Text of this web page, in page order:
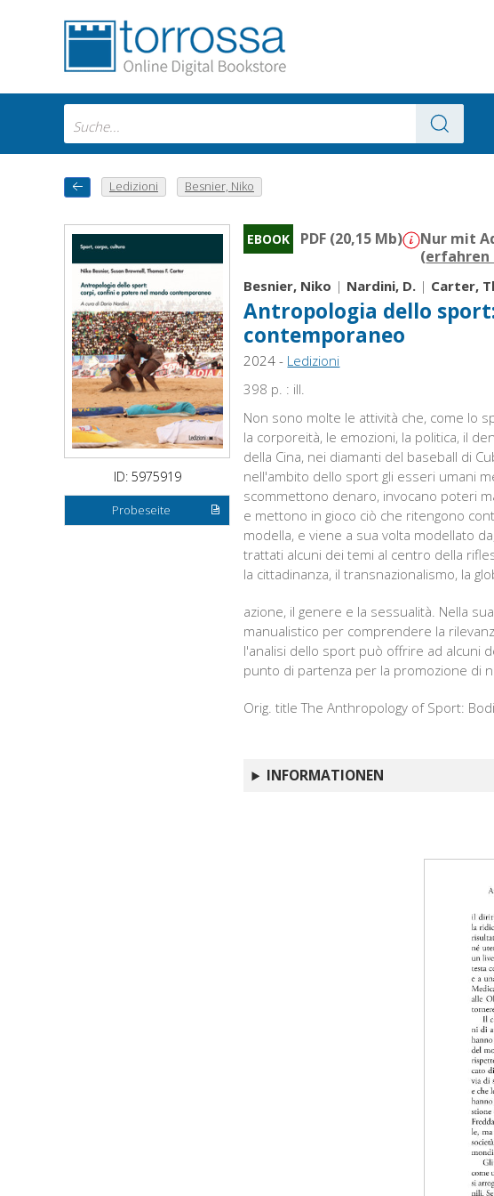
Ledizioni Besnier, Niko
ID: 5975919
Probeseite
EBOOK PDF (20,15 Mb)
Nur mit
(erfahren
Besnier, Niko | Nardini, D. | Carter,
Antropologia dello
contemporaneo
2024 - Ledizioni
398 p. : ill.
Non sono molte le attività che, come lo
la corporeità, le emozioni, la politica, il
della Cina, nei diamanti del baseball di
nell'ambito dello sport gli esseri umani
scommettono denaro, invocano poteri
e mettono in gioco ciò che ritengono
modella, e viene a sua volta modellato
trattati alcuni dei temi al centro della
la cittadinanza, il transnazionalismo, la
azione, il genere e la sessualità. Nella
manualistico per comprendere la
l'analisi dello sport può offrire ad alcuni
punto di partenza per la promozione di
Orig. title The Anthropology of Sport:
INFORMATIONEN